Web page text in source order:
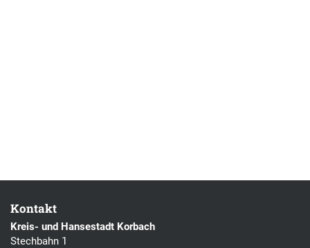
Kontakt
Kreis- und Hansestadt Korbach
Stechbahn 1